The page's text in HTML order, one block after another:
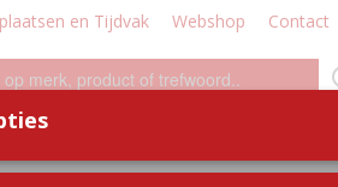
en Tijdvak Webshop Contact